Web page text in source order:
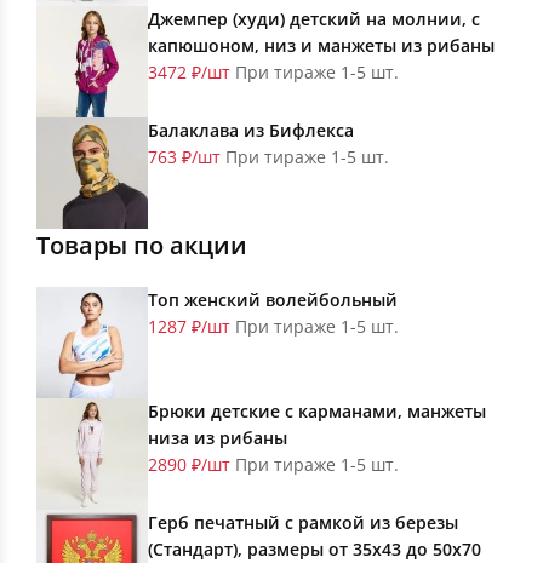
Джемпер (худи) детский на молнии, с
капюшоном, низ и манжеты из рибаны
3472 ₽/шт При тираже 1-5 шт.
Балаклава из Бифлекса
763 ₽/шт При тираже 1-5 шт.
Товары по акции
Топ женский волейбольный
1287 ₽/шт При тираже 1-5 шт.
Брюки детские с карманами, манжеты
низа из рибаны
2890 ₽/шт При тираже 1-5 шт.
Герб печатный с рамкой из березы
(Стандарт), размеры от 35х43 до 50х70